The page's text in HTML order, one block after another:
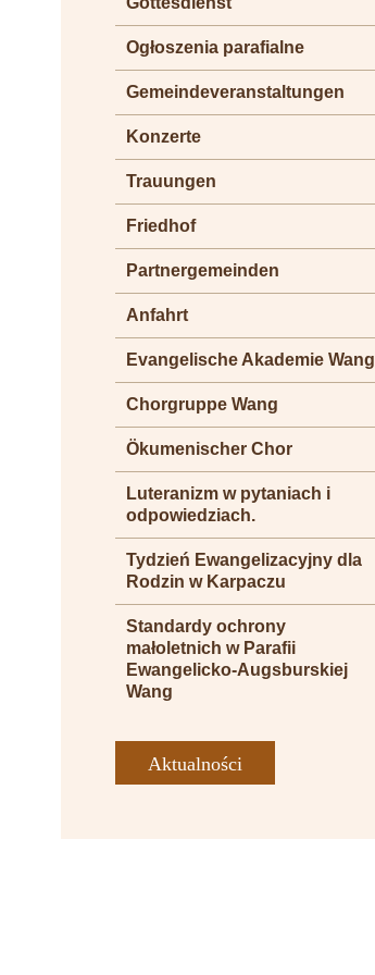
Ogłoszenia parafialne
Gemeindeveranstaltungen
Konzerte
Trauungen
Friedhof
Partnergemeinden
Anfahrt
Evangelische Akademie Wang
Chorgruppe Wang
Ökumenischer Chor
Luteranizm w pytaniach i
odpowiedziach.
Tydzień Ewangelizacyjny dla
Rodzin w Karpaczu
Standardy ochrony
małoletnich w Parafii
Ewangelicko-Augsburskiej
Wang
Aktualności